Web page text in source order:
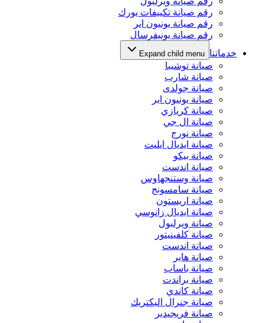
رقم صيانة تكييفات يورك
رقم صيانة يونيون اير
رقم صيانة يونيفرسال
خدماتنا Expand child menu
صيانة توشيبا
صيانة شارب
صيانة جولدى
صيانة يونيون اير
صيانة كريازي
صيانة ال جي
صيانة نورج
صيانة ايديال ايليت
صيانة بيكو
صيانة اندست
صيانة وستنجهاوس
صيانة سامسونج
صيانة اريستون
صيانة ايديال زانوسي
صيانة ويرلبول
صيانة كلفينيتور
صيانة اندست
صيانة هاير
صيانة باساب
صيانة براندت
صيانة كاندي
صيانة جنرال اليكتريك
صيانة فريجيدير